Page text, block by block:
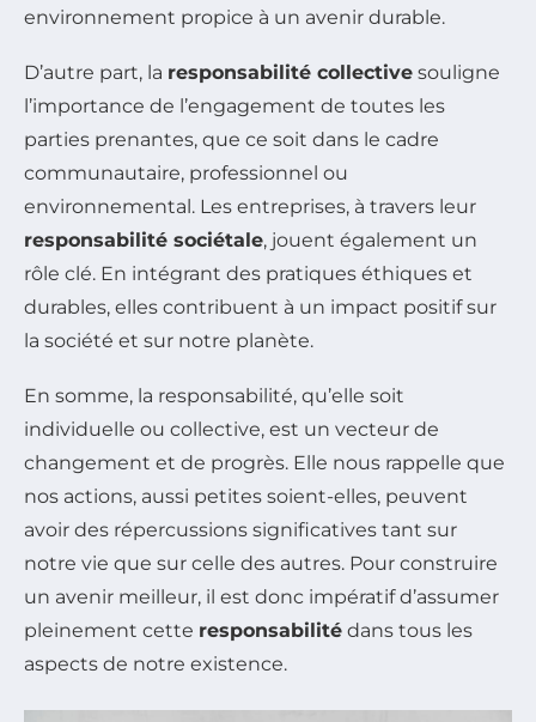
environnement propice à un avenir durable.
D’autre part, la responsabilité collective souligne
l’importance de l’engagement de toutes les
parties prenantes, que ce soit dans le cadre
communautaire, professionnel ou
environnemental. Les entreprises, à travers leur
responsabilité sociétale, jouent également un
rôle clé. En intégrant des pratiques éthiques et
durables, elles contribuent à un impact positif sur
la société et sur notre planète.
En somme, la responsabilité, qu’elle soit
individuelle ou collective, est un vecteur de
changement et de progrès. Elle nous rappelle que
nos actions, aussi petites soient-elles, peuvent
avoir des répercussions significatives tant sur
notre vie que sur celle des autres. Pour construire
un avenir meilleur, il est donc impératif d’assumer
pleinement cette responsabilité dans tous les
aspects de notre existence.